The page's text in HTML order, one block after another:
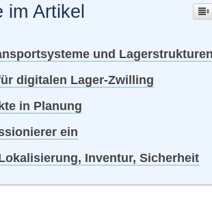
Artikel
und
digitalen Lager-Zwilling
in Planung
ein
Inventur, Sicherheit